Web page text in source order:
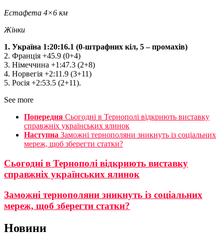
Естафета 4×6 км
Жінки
1. Україна 1:20:16.1 (0-штрафних кіл, 5 – промахів)
2. Франція +45.9 (0+4)
3. Німеччина +1:47.3 (2+8)
4. Норвегія +2:11.9 (3+11)
5. Росія +2:53.5 (2+11).
See more
Попередня Сьогодні в Тернополі відкриють виставку
справжніх українських ялинок
Наступна Заможні тернополяни зникнуть із соціальних
мереж, щоб зберегти статки?
Сьогодні в Тернополі відкриють виставку
справжніх українських ялинок
Заможні тернополяни зникнуть із соціальних
мереж, щоб зберегти статки?
Новини